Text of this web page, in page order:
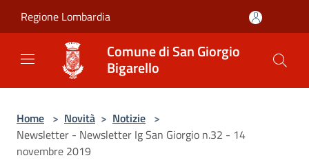
Regione Lombardia
Comune di San Giorgio
Bigarello
Home > Novità > Notizie >
Newsletter - Newsletter Ig San Giorgio n.32 - 14
novembre 2019